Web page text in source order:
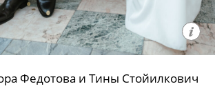
Федотова и Тины Стойилкович